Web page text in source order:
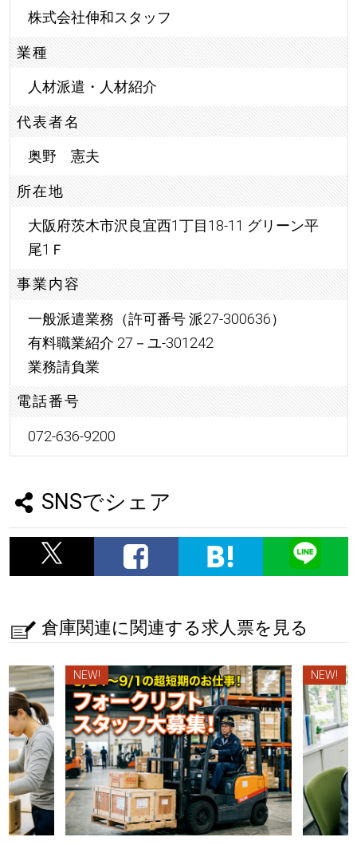
株式会社伸和スタッフ
業種
人材派遣・人材紹介
代表者名
奥野 憲夫
所在地
大阪府茨木市沢良宜西1丁目18-11 グリーン平
尾1Ｆ
事業内容
一般派遣業務（許可番号 派27-300636）
有料職業紹介 27－ユ-301242
業務請負業
電話番号
072-636-9200
SNSでシェア
倉庫関連に関連する求人票を見る
NEW! NEW!